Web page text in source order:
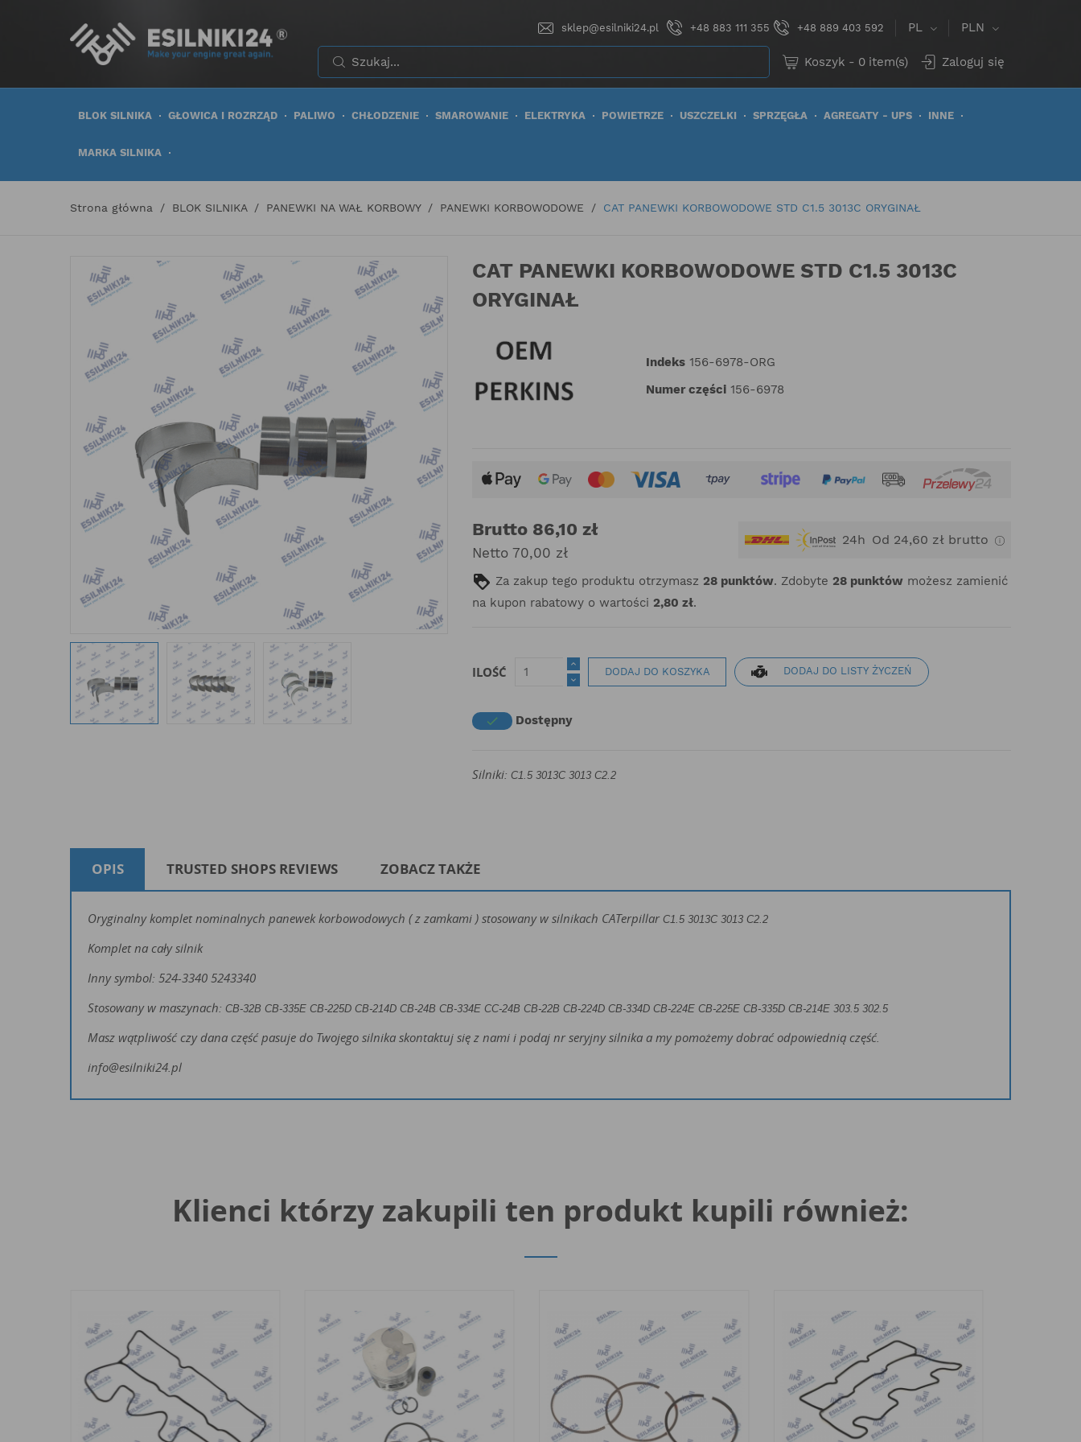
sklep@esilniki24.pl +48 883 111 355 +48 889 403 592 PL PLN
Koszyk - 0 item(s) Zaloguj się
BLOK SILNIKA GŁOWICA I ROZRZĄD PALIWO CHŁODZENIE SMAROWANIE ELEKTRYKA POWIETRZE USZCZELKI SPRZĘGŁA AGREGATY - UPS INNE
MARKA SILNIKA
Strona główna BLOK SILNIKA PANEWKI NA WAŁ KORBOWY PANEWKI KORBOWODOWE CAT PANEWKI KORBOWODOWE STD C1.5 3013C ORYGINAŁ
CAT PANEWKI KORBOWODOWE STD C1.5 3013C
ORYGINAŁ
Indeks 156-6978-ORG
Numer części 156-6978
Brutto 86,10 zł
Netto 70,00 zł
24h Od 24,60 zł brutto
Za zakup tego produktu otrzymasz 28 punktów. Zdobyte 28 punktów możesz zamienić
na kupon rabatowy o wartości 2,80 zł.
ILOŚĆ DODAJ DO KOSZYKA DODAJ DO LISTY ŻYCZEŃ
 Dostępny
Silniki: C1.5 3013C 3013 C2.2
OPIS TRUSTED SHOPS REVIEWS ZOBACZ TAKŻE
Oryginalny komplet nominalnych panewek korbowodowych ( z zamkami ) stosowany w silnikach CATerpillar C1.5 3013C 3013 C2.2
Komplet na cały silnik
Inny symbol: 524-3340 5243340
Stosowany w maszynach: CB-32B CB-335E CB-225D CB-214D CB-24B CB-334E CC-24B CB-22B CB-224D CB-334D CB-224E CB-225E CB-335D CB-214E 303.5 302.5
Masz wątpliwość czy dana część pasuje do Twojego silnika skontaktuj się z nami i podaj nr seryjny silnika a my pomożemy dobrać odpowiednią część.
info@esilniki24.pl
Klienci którzy zakupili ten produkt kupili również: